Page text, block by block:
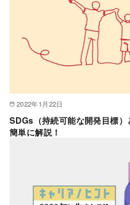
2022年1月22日
SDGs（持続可能な開発目標
簡単に解説！